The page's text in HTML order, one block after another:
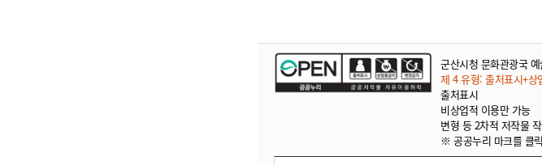
군산시청 문화관광국
제 4 유형: 출처표시+상
출처표시
비상업적 이용만 가능
변형 등 2차적 저작물
※ 공공누리 마크를 클